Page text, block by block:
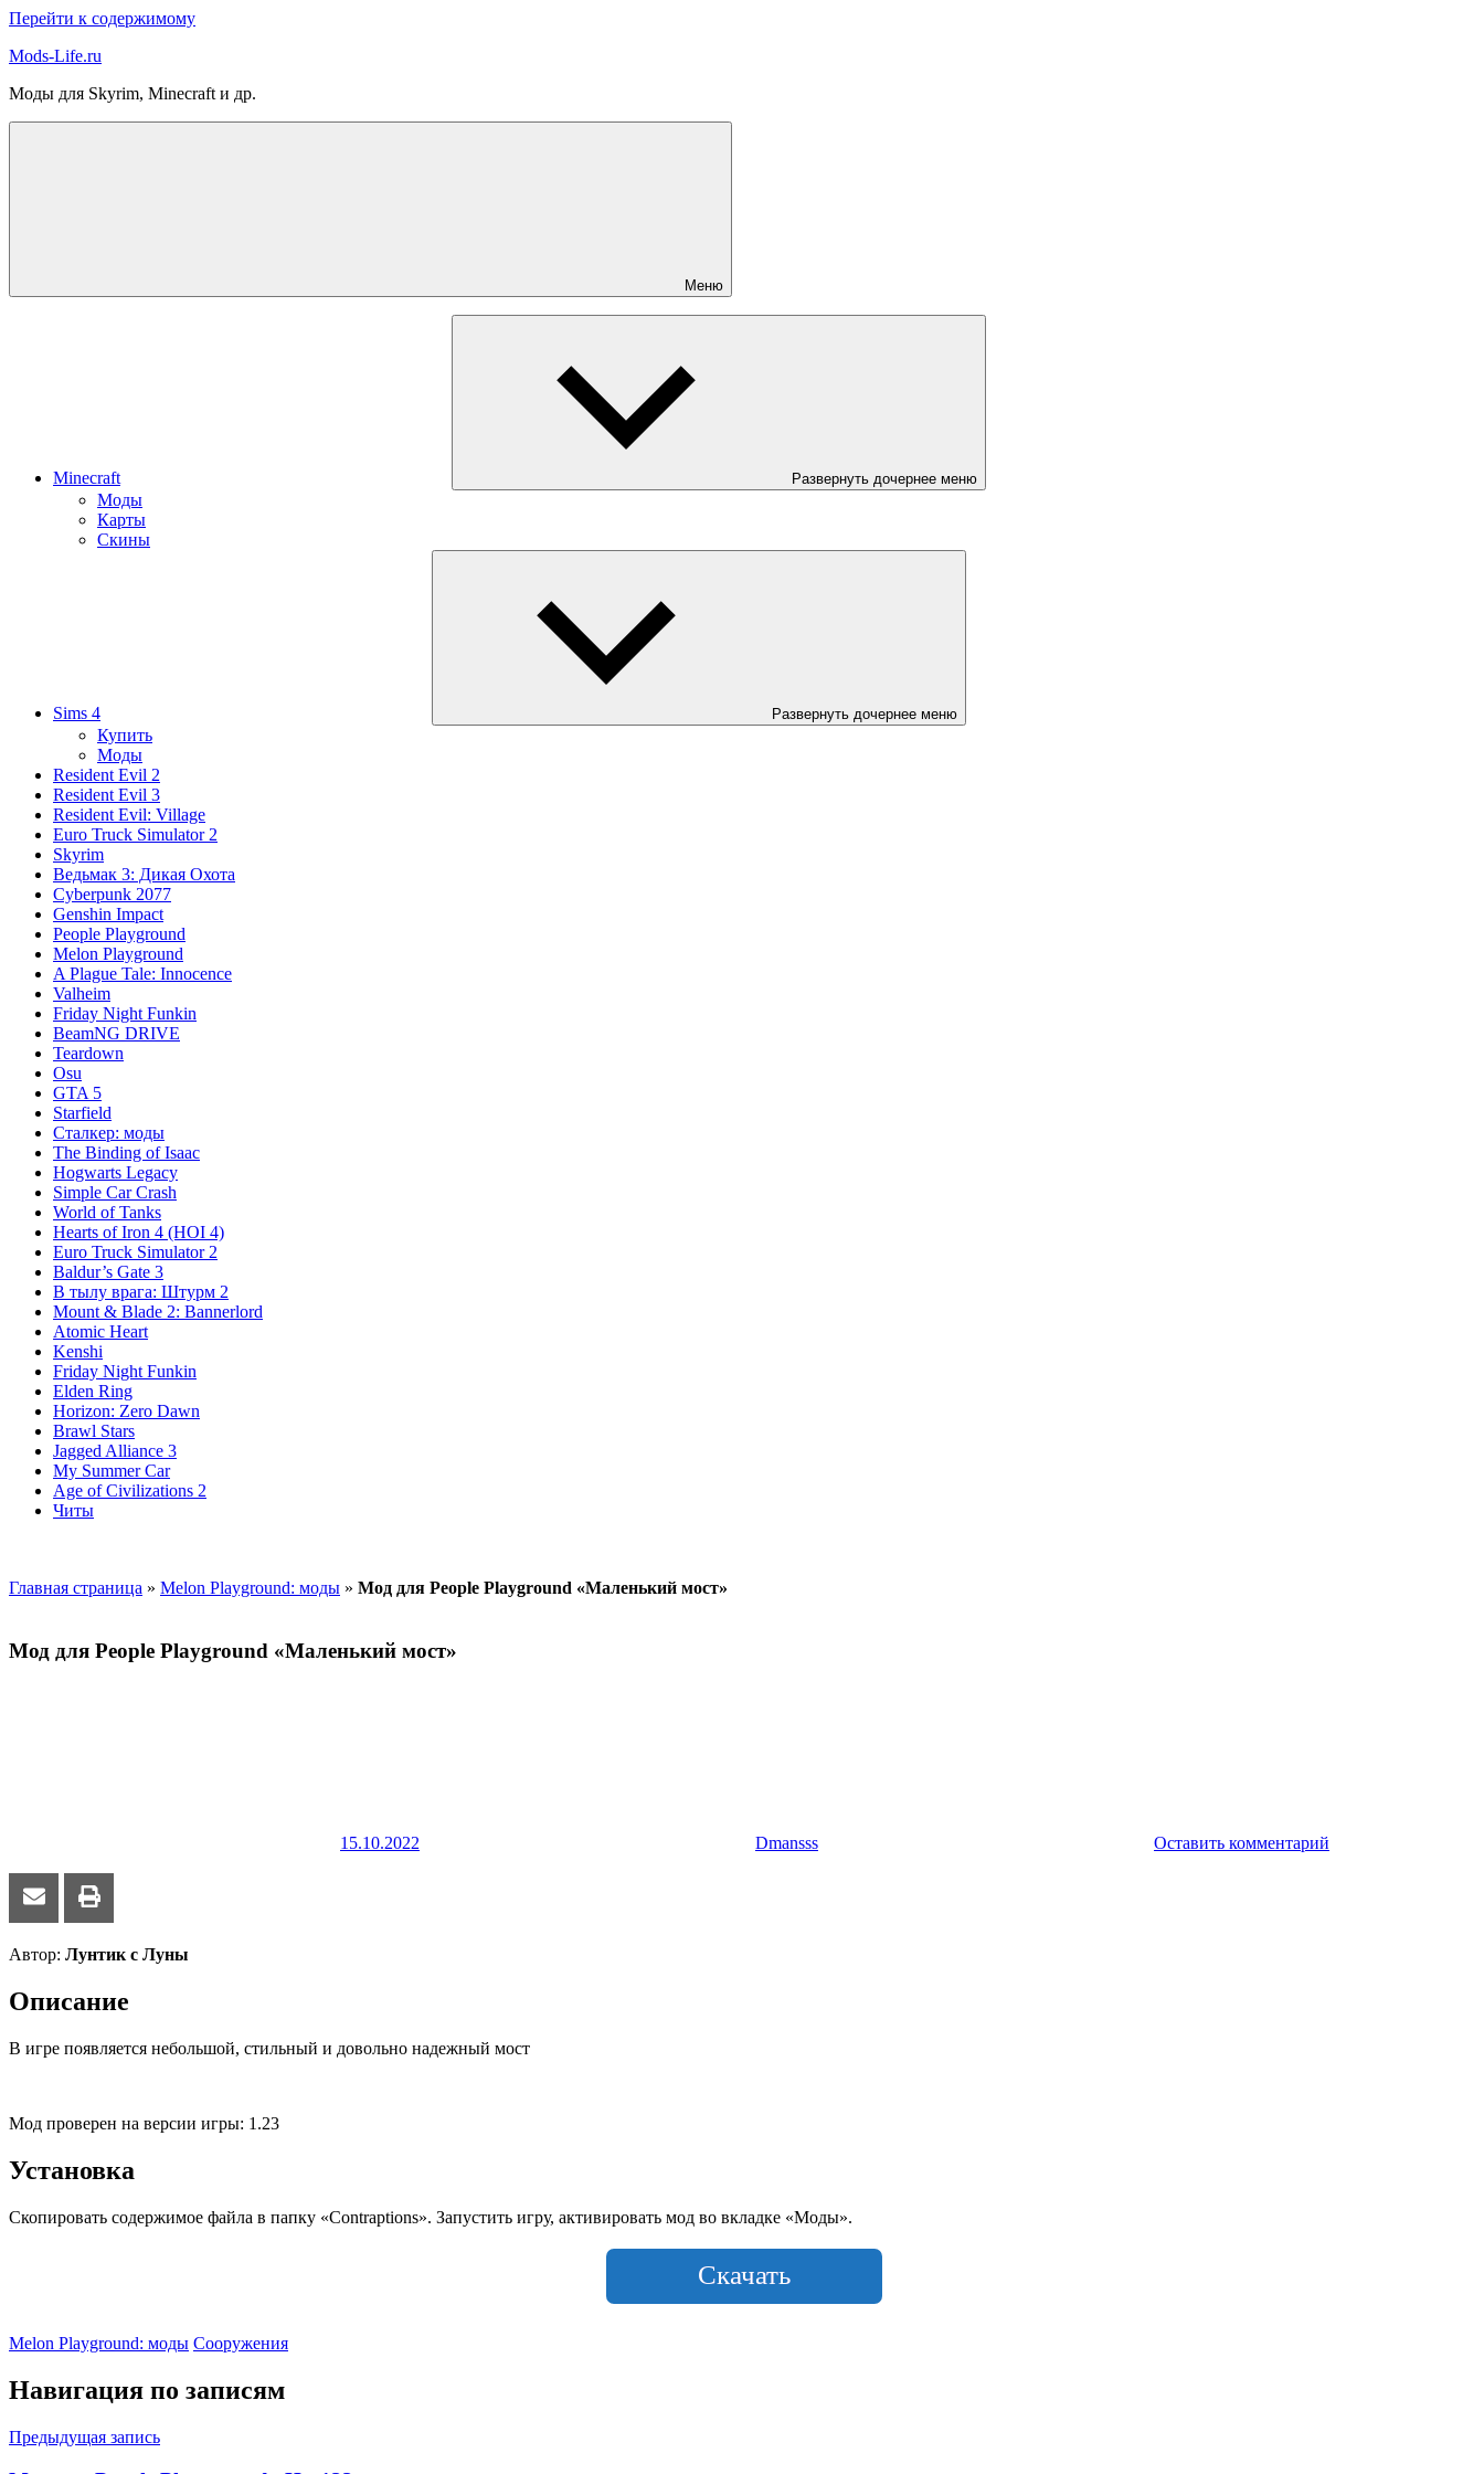
Перейти к содержимому
Mods-Life.ru
Моды для Skyrim, Minecraft и др.
Меню
Minecraft Развернуть дочернее меню
Моды
Карты
Скины
Sims 4 Развернуть дочернее меню
Купить
Моды
Resident Evil 2
Resident Evil 3
Resident Evil: Village
Euro Truck Simulator 2
Skyrim
Ведьмак 3: Дикая Охота
Cyberpunk 2077
Genshin Impact
People Playground
Melon Playground
A Plague Tale: Innocence
Valheim
Friday Night Funkin
BeamNG DRIVE
Teardown
Osu
GTA 5
Starfield
Сталкер: моды
The Binding of Isaac
Hogwarts Legacy
Simple Car Crash
World of Tanks
Hearts of Iron 4 (HOI 4)
Euro Truck Simulator 2
Baldur’s Gate 3
В тылу врага: Штурм 2
Mount & Blade 2: Bannerlord
Atomic Heart
Kenshi
Friday Night Funkin
Elden Ring
Horizon: Zero Dawn
Brawl Stars
Jagged Alliance 3
My Summer Car
Age of Civilizations 2
Читы
Главная страница » Melon Playground: моды » Мод для People Playground «Маленький мост»
Мод для People Playground «Маленький мост»
15.10.2022 Dmansss Оставить комментарий
Автор: Лунтик с Луны
Описание
В игре появляется небольшой, стильный и довольно надежный мост
Мод проверен на версии игры: 1.23
Установка
Скопировать содержимое файла в папку «Contraptions». Запустить игру, активировать мод во вкладке «Моды».
Скачать
Melon Playground: моды Сооружения
Навигация по записям
Предыдущая запись